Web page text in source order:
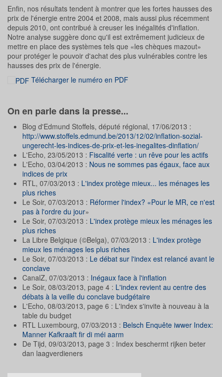
Enfin, nos résultats tendent à montrer que les fortes hausses des
prix de l'énergie entre 2004 et 2008, mais aussi plus récemment
depuis 2010, ont contribué à creuser les inégalités d'inflation.
Notre analyse suggère donc qu'il est extrêmement judicieux de
mettre en place des systèmes tels que «les chèques mazout»
pour protéger le pouvoir d'achat des plus vulnérables contre les
hausses des prix de l'énergie.
Télécharger le numéro en PDF
On en parle dans la presse...
Blog d'Edmund Stoffels, député régional, 17/06/2013 :
http://www.stoffels.edmund.be/2013/12/02/inflation-sozial-
ungerecht-les-indices-de-prix-et-les-inegalites-dinflation/
L'Echo, 23/05/2013 : Fiscalité verte : un rêve pour les actifs
L'Echo, 03/04/2013 : Nous ne sommes pas égaux, face aux
indices de prix
RTL, 07/03/2013 : L'index protège mieux... les ménages les
plus riches
Le Soir, 07/03/2013 : Réformer l'index? «Pour le MR, ce n'est
pas à l'ordre du jour»
Le Soir, 07/03/2013 : L'index protège mieux les ménages les
plus riches
La Libre Belgique (©Belga), 07/03/2013 : L'index protège
mieux les ménages les plus riches
Le Soir, 07/03/2013 : Le débat sur l'index est relancé avant le
conclave
CanalZ, 07/03/2013 : Inégaux face à l'inflation
Le Soir, 08/03/2013, page 4 : L'index revient au centre des
débats à la veille du conclave budgétaire
L'Echo, 08/03/2013, page 6 : L'index s'invite à nouveau à la
table du budget
RTL Luxembourg, 07/03/2013 : Belsch Enquête iwwer Index:
Manner Kafkraaft fir di méi aarm
De Tijd, 09/03/2013, page 3 : Index beschermt rijken beter
dan laagverdieners